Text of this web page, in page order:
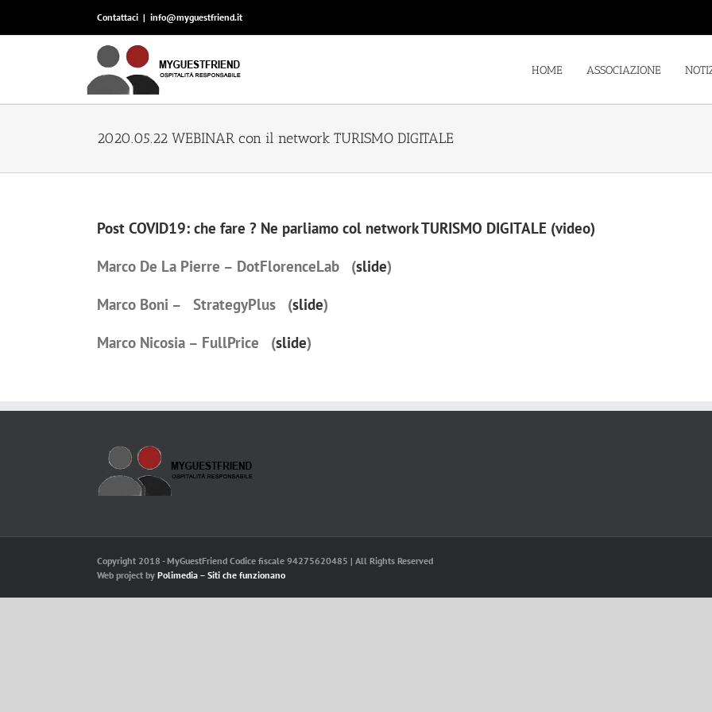
Contattaci | info@myguestfriend.it
HOME ASSOCIAZIONE
2020.05.22 WEBINAR con il network TURISMO DIGITALE
Post COVID19: che fare ? Ne parliamo col network TURISMO DIGITALE (video)
Marco De La Pierre – DotFlorenceLab (slide)
Marco Boni – StrategyPlus (slide)
Marco Nicosia – FullPrice (slide)
Copyright 2018 - MyGuestFriend Codice fiscale 94275620485 | All Rights Reserved
Web project by Polimedia – Siti che funzionano